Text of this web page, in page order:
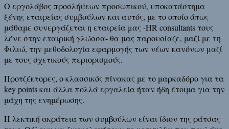
Ο εργολάβος προσλήψεων προσωπικού, υποκατάστημα
ξένης εταιρείας συμβούλων και αυτός, με το οποίο όπως
μάθαμε συνεργάζεται η εταιρεία μας -HR consultants τους
λένε στην εταιρική γλώσσα- θα μας παρουσίαζε, μαζί με τη
Φιλιώ, την μεθοδολογία εφαρμογής των νέων κανόνων μαζί
με τους σχετικούς περιορισμούς.
Προτζέκτορες, ο κλασσικός πίνακας με το μαρκαδόρο για τα
key points και άλλα πολλά εργαλεία ήταν ήδη έτοιμα για την
μάχη της ενημέρωσης.
Η λεκτική ακράτεια των συμβούλων είναι ίδιον της ράτσας